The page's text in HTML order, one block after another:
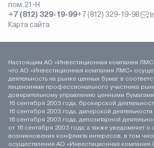
пом.21-Н
+7 (812) 329-19-99+7 (812) 329-19-98
Карта сайта
Настоящим АО «Инвестиционная компания
что АО «Инвестиционная компания ЛМС»
деятельность на рынке ценных бумаг в
лицензиями профессионального участника
доверительному управлению ценными
16 сентября 2003 года, брокерской
16 сентября 2003 года, дилерской
16 сентября 2003 года, депозитарной
от 16 сентября 2003 года; а также уведомляет
возникновения конфликта интересов, в том
осуществления АО «Инвестиционная компания